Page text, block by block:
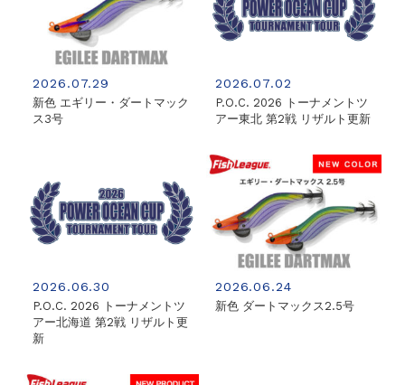
2026.07.29
新色 エギリー・ダートマック
ス3号
2026.07.02
P.O.C. 2026 トーナメントツ
アー東北 第2戦 リザルト更新
2026.06.30
P.O.C. 2026 トーナメントツ
アー北海道 第2戦 リザルト更
新
2026.06.24
新色 ダートマックス2.5号